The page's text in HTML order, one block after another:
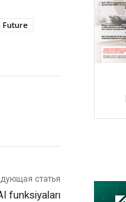
Future
статья
funksiyaları